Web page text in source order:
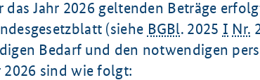
das Jahr 2026 geltenden Beträge
(siehe BGBl. 2025 I Nr.
Bedarf und den notwendigen
2026 sind wie folgt: